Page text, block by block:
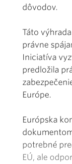
dôvodov.
Táto
právne
Iniciatíva
predložila
Európe.
Európska
potrebné
EÚ, ale